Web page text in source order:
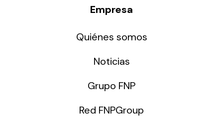
Empresa
Quiénes somos
Noticias
Grupo FNP
Red FNPGroup